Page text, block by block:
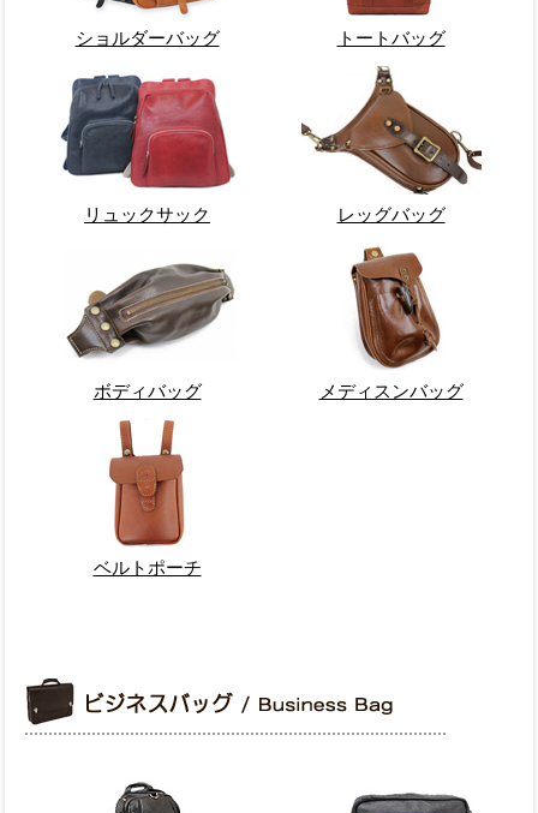
ショルダーバッグ トートバッグ
リュックサック レッグバッグ
ボディバッグ メディスンバッグ
ベルトポーチ